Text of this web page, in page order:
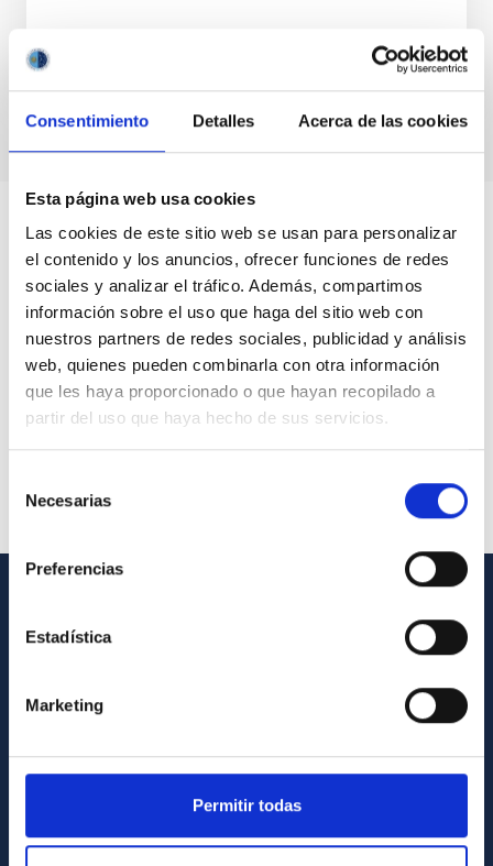
Consentimiento Detalles Acerca de las cookies
Esta página web usa cookies
Las cookies de este sitio web se usan para personalizar
el contenido y los anuncios, ofrecer funciones de redes
sociales y analizar el tráfico. Además, compartimos
información sobre el uso que haga del sitio web con
nuestros partners de redes sociales, publicidad y análisis
web, quienes pueden combinarla con otra información
que les haya proporcionado o que hayan recopilado a
partir del uso que haya hecho de sus servicios.
Necesarias
Preferencias
Estadística
Marketing
Permitir todas
How to get to the IAC
Library